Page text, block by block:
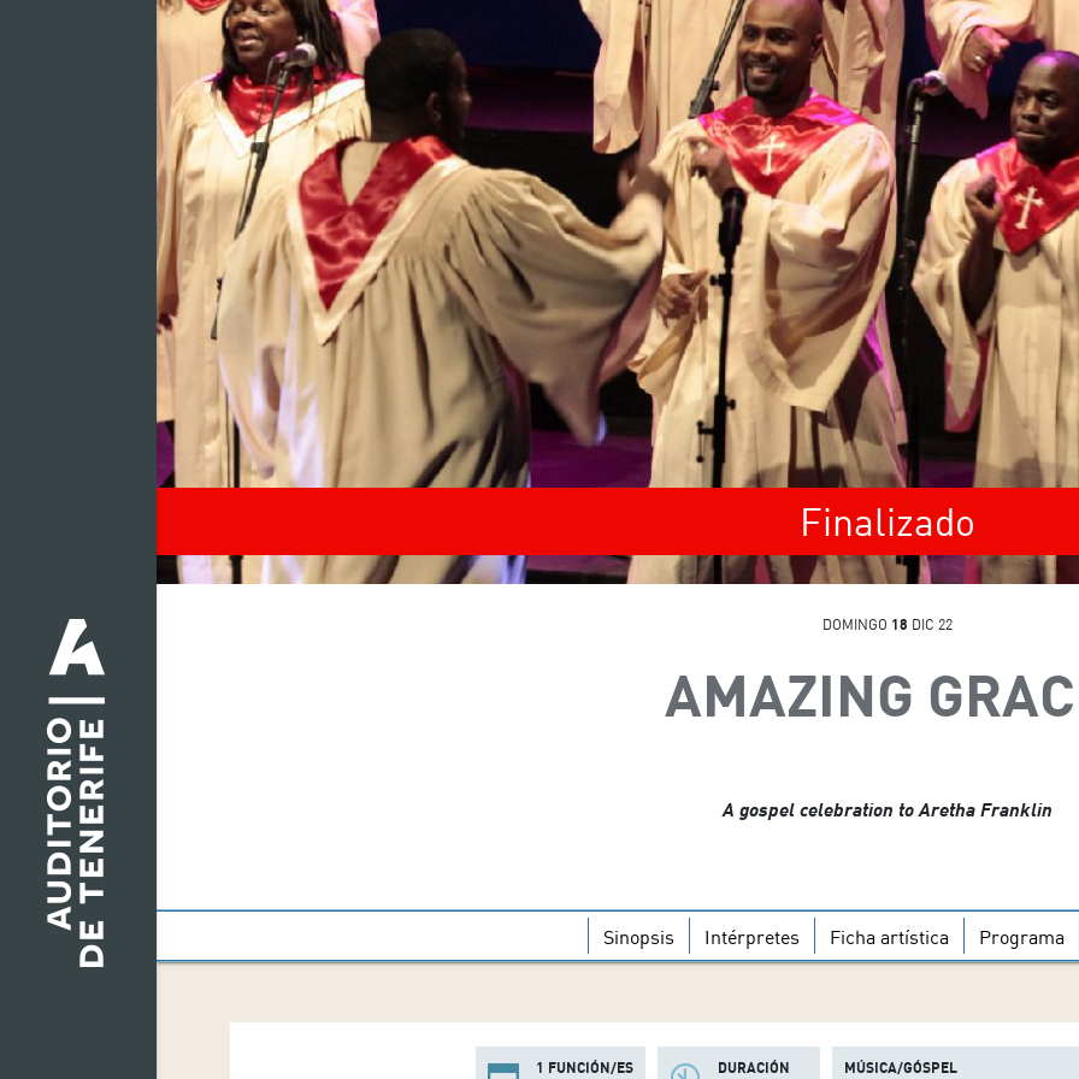
Finalizado
DOMINGO 18 DIC 22
AMAZING
A gospel celebration to Aretha Franklin
Sinopsis Intérpretes Ficha artística Programa
1 FUNCIÓN/ES
DURACIÓN
MÚSICA/GÓSPEL